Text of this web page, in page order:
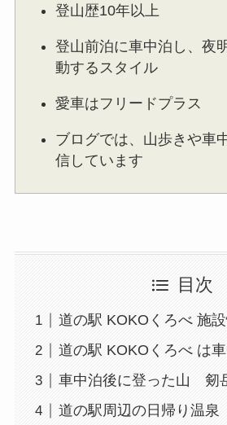
登山歴10年以上
登山前泊に車中泊し、夜
動するスタイル
愛車はフリードプラス
ブログでは、山歩きや車
信しています
目次
道の駅 KOKOくろべ 施
道の駅 KOKOくろべ は
車中泊後に登った山 剱
道の駅周辺の日帰り温泉